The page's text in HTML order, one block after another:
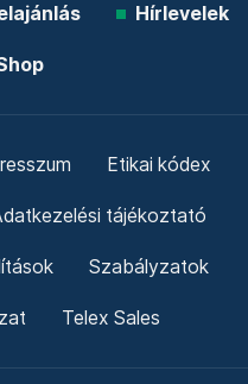
Hírlevelek
Etikai kódex
tájékoztató
Szabályzatok
Telex Sales